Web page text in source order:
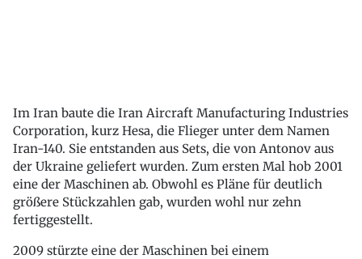
Im Iran baute die Iran Aircraft Manufacturing Industries
Corporation, kurz Hesa, die Flieger unter dem Namen
Iran-140. Sie entstanden aus Sets, die von Antonov aus
der Ukraine geliefert wurden. Zum ersten Mal hob 2001
eine der Maschinen ab. Obwohl es Pläne für deutlich
größere Stückzahlen gab, wurden wohl nur zehn
fertiggestellt.
2009 stürzte eine der Maschinen bei einem